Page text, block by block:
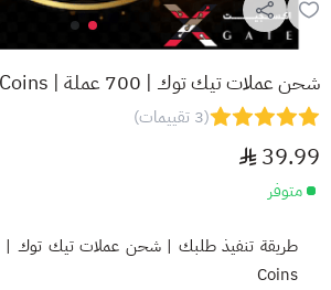
شحن عملات تيك توك | 700 عملة | Tiktok Coins
(3 تقييمات)
39.99
متوفر
Coins